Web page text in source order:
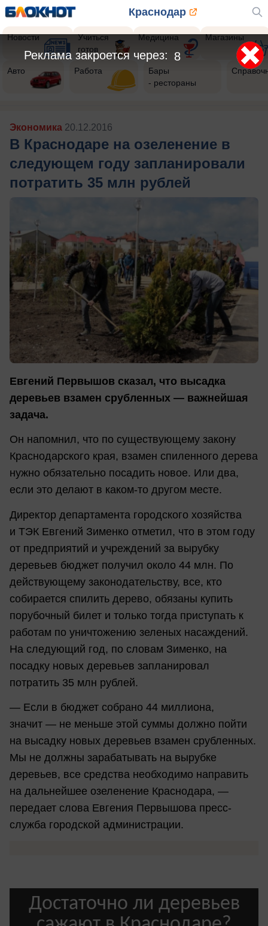
Краснодар
Новости
Учиться
готов
Медицина Магазины
Авто Работа
Бары
- рестораны
Экономика 20.12.2016
В Краснодаре на озеленение в
следующем году запланировали
потратить 35 млн рублей
Евгений Первышов сказал, что высадка
деревьев взамен срубленных — важнейшая
задача.
Он напомнил, что по существующему закону
Краснодарского края, взамен спиленного дерева
нужно обязательно посадить новое. Или два,
если это делают в каком-то другом месте.
Директор департамента городского хозяйства
и ТЭК Евгений Зименко отметил, что в этом году
от предприятий и учреждений за вырубку
деревьев бюджет получил около 44 млн. По
действующему законодательству, все, кто
собирается спилить дерево, обязаны купить
порубочный билет и только тогда приступать к
работам по уничтожению зеленых насаждений.
На следующий год, по словам Зименко, на
посадку новых деревьев запланировал
потратить 35 млн рублей.
— Если в бюджет собрано 44 миллиона,
значит — не меньше этой суммы должно пойти
на высадку новых деревьев взамен срубленных.
Мы не должны зарабатывать на вырубке
деревьев, все средства необходимо направить
на дальнейшее озеленение Краснодара, —
передает слова Евгения Первышова пресс-
служба городской администрации.
5
Реклама закроется через: